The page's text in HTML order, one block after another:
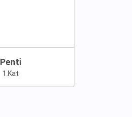
Penti
1.Kat